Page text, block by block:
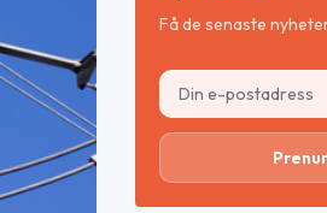
Få de senaste